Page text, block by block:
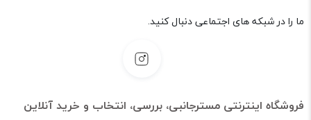
ما را در شبکه های اجتماعی دنبال کنید.
فروشگاه اینترنتی مسترجانبی، بررسی، انتخاب و خرید آنلاین